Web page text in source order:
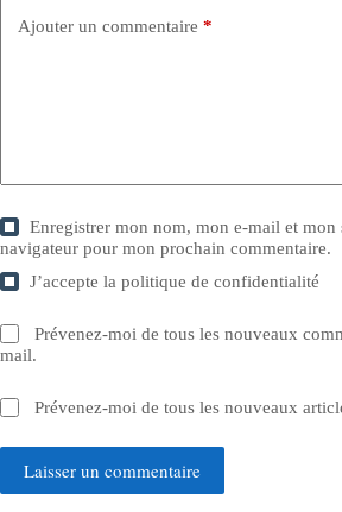
Ajouter un commentaire *
Enregistrer mon nom, mon e-mail et mon
navigateur pour mon prochain commentaire.
J’accepte lapolitique de confidentialité
Prévenez-moi de tous les nouveaux
mail.
Prévenez-moi de tous les nouveaux
Laisser un commentaire